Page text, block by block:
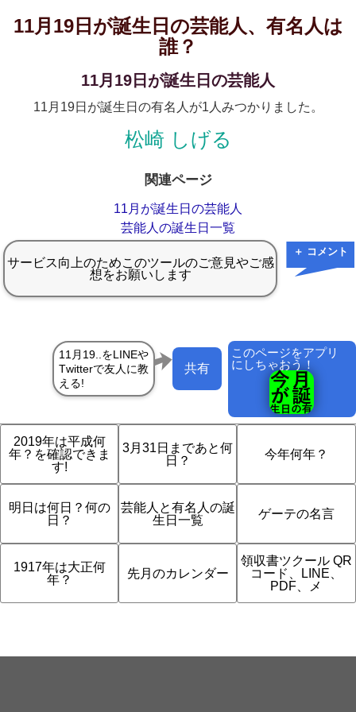
11月19日が誕生日の芸能人、有名人は
誰？
11月19日が誕生日の芸能人
11月19日が誕生日の有名人が1人みつかりました。
松崎 しげる
関連ページ
11月が誕生日の芸能人
芸能人の誕生日一覧
＋ コメント
このページをアプリ
にしちゃおう！
共有
2019年は平成何
年？を確認できま
す!
3月31日まであと何
日？
今年何年？
明日は何日？何の
日？
芸能人と有名人の誕
生日一覧
ゲーテの名言
1917年は大正何
年？
先月のカレンダー
領収書ツクール QR
コード、LINE、
PDF、メ